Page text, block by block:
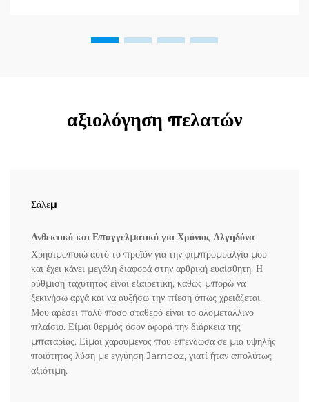
αξιολόγηση πελατών
Σάλεμ
Ανθεκτικό και Επαγγελματικό για Χρόνιος Αλγηδόνα
Χρησιμοποιώ αυτό το προϊόν για την φιμπρομυαλγία μου
και έχει κάνει μεγάλη διαφορά στην αρθρική ευαίσθητη. Η
ρύθμιση ταχύτητας είναι εξαιρετική, καθώς μπορώ να
ξεκινήσω αργά και να αυξήσω την πίεση όπως χρειάζεται.
Μου αρέσει πολύ πόσο σταθερό είναι το ολομετάλλινο
πλαίσιο. Είμαι θερμός όσον αφορά την διάρκεια της
μπαταρίας. Είμαι χαρούμενος που επενδώσα σε μια υψηλής
ποιότητας λύση με εγγύηση Jamooz, γιατί ήταν απολύτως
αξιότιμη.